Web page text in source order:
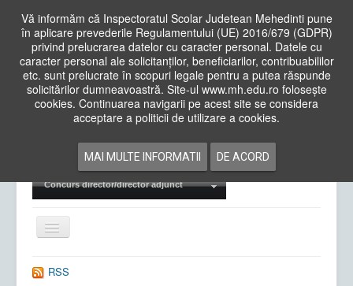
Vă informăm că Inspectoratul Scolar Judetean Mehedinti pune
în aplicare prevederile Regulamentului (UE) 2016/679 (GDPR)
privind prelucrarea datelor cu caracter personal. Datele cu
caracter personal ale solicitanților, beneficiarilor, contribuabililor
etc. sunt prelucrate în scopuri legale pentru a putea răspunde
solicitărilor dumneavoastră. Site-ul www.mh.edu.ro folosește
cookies. Continuarea navigarii pe acest site se considera
acceptare a politicii de utilizare a cookies.
MAI MULTE INFORMATII DE ACORD
Cauta
in
siteAcasa Cadre Didactice
Examene Naționale
Concurs director/director adjunct
Comută
navigarea
RSS